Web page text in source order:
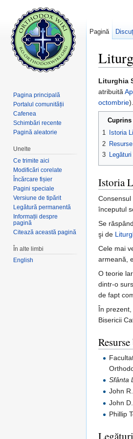
Liturghia
atribuită
octombrie).
Cuprins[
1
Istoria
2
3
Istoria
începutul
Se
şi de
Cele mai
armeană,
O teorie
dintr-o
de fapt
În
Bisericii
Sfânta
John
John
Phillip
Pagină
Pagina principală
Portalul comunității
Cafenea
Schimbări recente
Pagină aleatorie
Unelte
Ce trimite aici
Modificări corelate
Încărcare fișier
Pagini speciale
Versiune de tipărit
Legătură permanentă
Informații despre
pagină
Citează această pagină
În alte limbi
English